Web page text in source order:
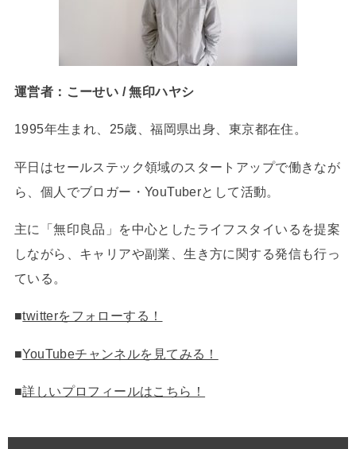
運営者：こーせい / 無印ハヤシ
1995年生まれ、25歳、福岡県出身、東京都在住。
平日はセールステック領域のスタートアップで働きなが
ら、個人でブロガー・YouTuberとして活動。
主に「無印良品」を中心としたライフスタイいるを提案
しながら、キャリアや副業、生き方に関する発信も行っ
ている。
■twitterをフォローする！
■YouTubeチャンネルを見てみる！
■詳しいプロフィールはこちら！